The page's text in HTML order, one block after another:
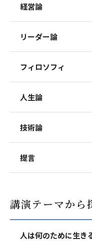
経営論
リーダー論
フィロソフィ
人生論
技術論
提言
講演テーマから
人は何のために生き